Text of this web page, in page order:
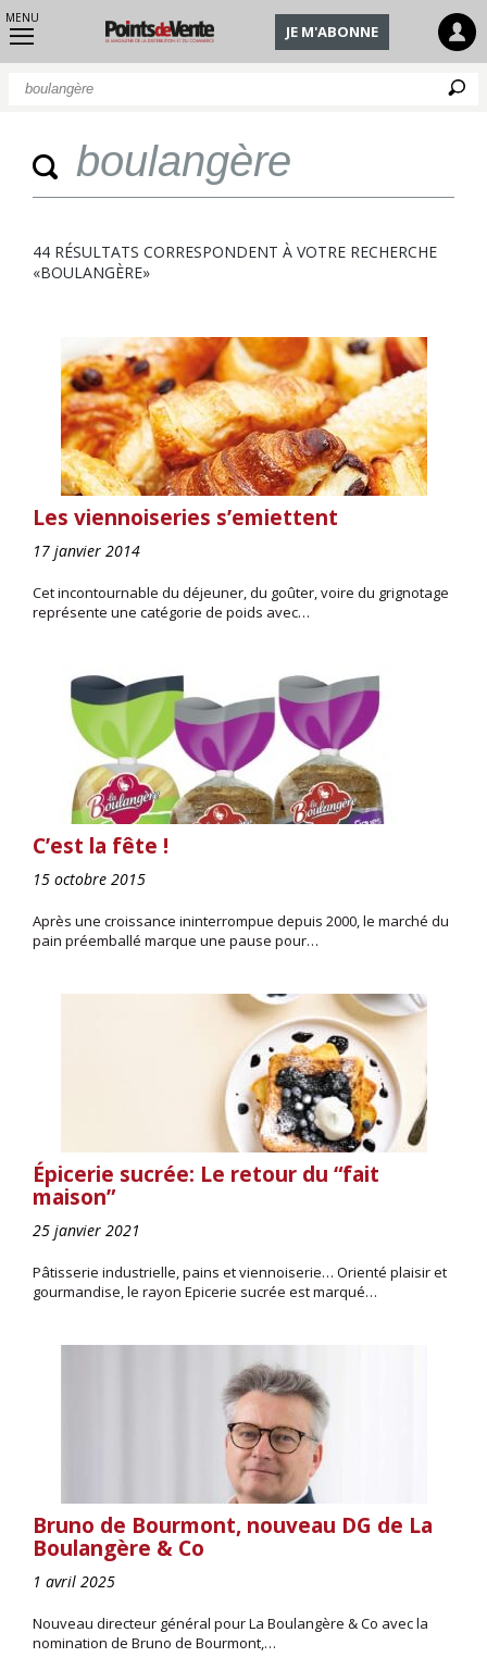
MENU
JE M'ABONNE
44 RÉSULTATS CORRESPONDENT À VOTRE RECHERCHE
«BOULANGÈRE»
Les viennoiseries s’emiettent
17 janvier 2014
Cet incontournable du déjeuner, du goûter, voire du grignotage
représente une catégorie de poids avec…
C’est la fête !
15 octobre 2015
Après une croissance ininterrompue depuis 2000, le marché du
pain préemballé marque une pause pour…
Épicerie sucrée: Le retour du “fait
maison”
25 janvier 2021
Pâtisserie industrielle, pains et viennoiserie… Orienté plaisir et
gourmandise, le rayon Epicerie sucrée est marqué…
Bruno de Bourmont, nouveau DG de La
Boulangère & Co
1 avril 2025
Nouveau directeur général pour La Boulangère & Co avec la
nomination de Bruno de Bourmont,…